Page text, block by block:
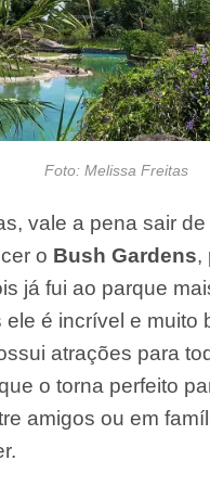
Foto: Melissa Freitas
vale a pena sair de
o Bush Gardens,
já fui ao parque
ele é incrível e muito
atrações para
o torna perfeito
amigos ou em